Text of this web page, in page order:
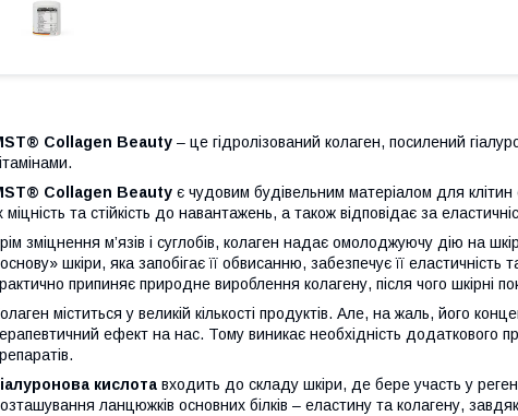
Collagen Beauty – це гідролізований колаген, посилений
Collagen Beauty є чудовим будівельним матеріалом для клітин
міцність та стійкість до навантажень, а також відповідає за
зміцнення м’язів і суглобів, колаген надає омолоджуючу дію на
шкіри, яка запобігає її обвисанню, забезпечує її еластичність
припиняє природне вироблення колагену, після чого шкірні
міститься у великій кількості продуктів. Але, на жаль, його
ефект на нас. Тому виникає необхідність додаткового
кислота входить до складу шкіри, де бере участь у
ланцюжків основних білків – еластину та колагену,